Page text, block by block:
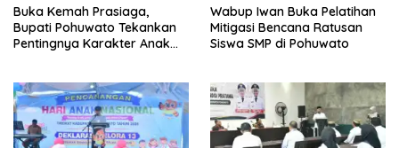
Canangkan HAN 2026, Bupati
Bupati Saipul Buka Uji